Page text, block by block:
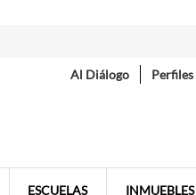
Al Diálogo Perfiles
ESCUELAS INMUEBLES